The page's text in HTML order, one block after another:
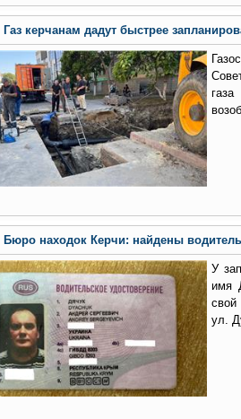
Газ керчанам дадут быстрее
Бюро находок Керчи: найдены
У
имя
ул.